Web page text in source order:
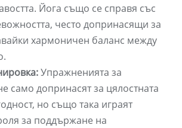
Йога също се справя със
често допринасящи за
хармоничен баланс между
Упражненията за
само допринасят за цялостната
но също така играят
за поддържане на